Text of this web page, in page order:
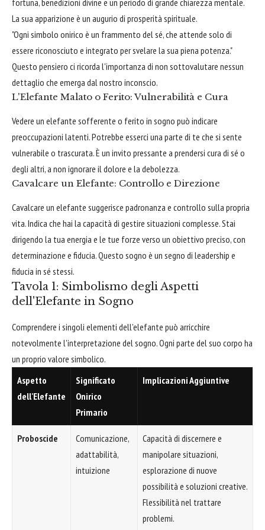
fortuna, benedizioni divine e un periodo di grande chiarezza mentale.
La sua apparizione è un augurio di prosperità spirituale.
"Ogni simbolo onirico è un frammento del sé, che attende solo di
essere riconosciuto e integrato per svelare la sua piena potenza."
Questo pensiero ci ricorda l'importanza di non sottovalutare nessun
dettaglio che emerga dal nostro inconscio.
L'Elefante Malato o Ferito: Vulnerabilità e Cura
Vedere un elefante sofferente o ferito in sogno può indicare
preoccupazioni latenti. Potrebbe esserci una parte di te che si sente
vulnerabile o trascurata. È un invito pressante a prendersi cura di sé o
degli altri, a non ignorare il dolore e la debolezza.
Cavalcare un Elefante: Controllo e Direzione
Cavalcare un elefante suggerisce padronanza e controllo sulla propria
vita. Indica che hai la capacità di gestire situazioni complesse. Stai
dirigendo la tua energia e le tue forze verso un obiettivo preciso, con
determinazione e fiducia. Questo sogno è un segno di leadership e
fiducia in sé stessi.
Tavola 1: Simbolismo degli Aspetti
dell'Elefante in Sogno
Comprendere i singoli elementi dell'elefante può arricchire
notevolmente l'interpretazione del sogno. Ogni parte del suo corpo ha
un proprio valore simbolico.
Aspetto
dell'Elefante
Significato
Onirico
Primario
Implicazioni Aggiuntive
Proboscide
Comunicazione,
adattabilità,
intuizione
Capacità di discernere e
manipolare situazioni,
esplorazione di nuove
possibilità e soluzioni creative.
Flessibilità nel trattare
problemi.